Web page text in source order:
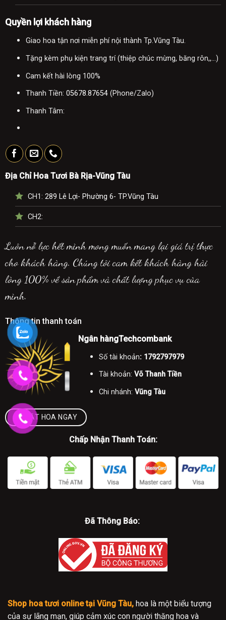
Quyền lợi khách hàng
Giao hoa tận nơi miễn phí nội thành Tp.Vũng Tàu.
Tặng kèm phụ kiện trang trí (thiệp chúc mừng, băng rôn,,...)
Cam kết hài lòng 100%
Thanh Tiền: 05678.87654(Phone/Zalo)
Thanh Tâm:
Địa Chỉ Hoa Tươi Bà Rịa-Vũng Tàu
CH1: 289 Lê Lợi- Phường 6- TP.Vũng Tàu
CH2:
Luôn nỗ lực hết mình mong muốn mang lại giá trị thực
cho khách hàng. Chúng tôi cam kết khách hàng hài
lòng 100% về sản phẩm và chất lượng phục vụ của
mình.
Thông tin thanh toán
Ngân hàngTechcombank
Số tài khoản: 1792797979
Tài khoản: Võ Thanh Tiền
Chi nhánh: Vũng Tàu
ĐẶT HOA NGAY
Chấp Nhận Thanh Toán:
Đã Thông Báo:
Shop hoa tươi online tại Vũng Tàu, hoa là một biểu tượng
của sự lãng mạn, giúp cảm xúc con người thăng hoa và